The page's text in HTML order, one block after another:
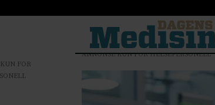
ANNONSE KUN FOR HELSEPERSONELL
FOR